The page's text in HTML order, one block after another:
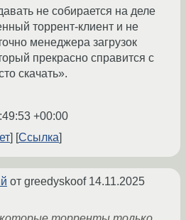
не собирается на деле
торрент-клиент и не
менеджера загрузок
прекрасно справится с
скачать».
+00:00
Ссылка
от greedyskoof 14.11.2025